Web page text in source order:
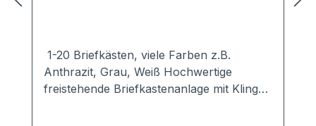
1-20 Briefkästen, viele Farben z.B.
Anthrazit, Grau, Weiß Hochwertige
freistehende Briefkastenanlage mit Klingel